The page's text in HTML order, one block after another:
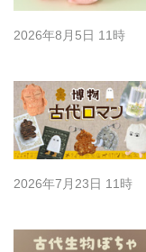
2026年8月5日 11時
2026年7月23日 11時